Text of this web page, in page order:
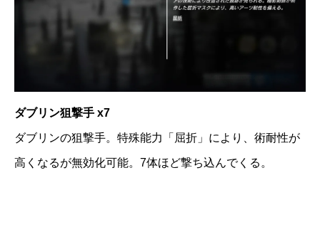
ダブリン狙撃手 x7
ダブリンの狙撃手。特殊能力「屈折」により、術耐性が
高くなるが無効化可能。7体ほど撃ち込んでくる。